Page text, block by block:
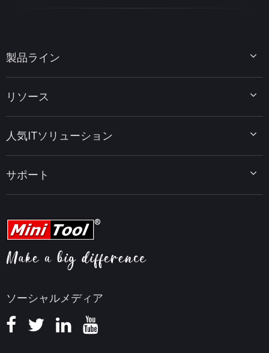
ソーシャルメディア
製品ライン
MiniTool Power Data Recovery
MiniTool PDF Editor
MiniTool MovieMaker
MiniTool uTube Downloader
リソース
データ復元ヒント
PDF編集ヒント
動画編集ヒント
ビデオ変換ヒント
画面録画ヒント
知識ベース
人気ITソリューション
MiniTool ニュースセンター
サポート
ヘルプ